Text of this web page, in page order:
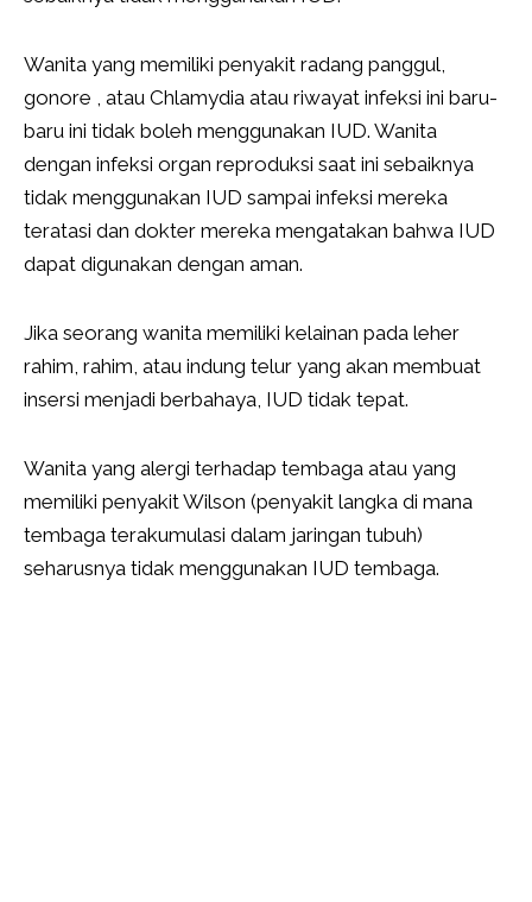
Wanita yang memiliki penyakit radang panggul,
gonore , atau Chlamydia atau riwayat infeksi ini baru-
baru ini tidak boleh menggunakan IUD. Wanita
dengan infeksi organ reproduksi saat ini sebaiknya
tidak menggunakan IUD sampai infeksi mereka
teratasi dan dokter mereka mengatakan bahwa IUD
dapat digunakan dengan aman.
Jika seorang wanita memiliki kelainan pada leher
rahim, rahim, atau indung telur yang akan membuat
insersi menjadi berbahaya, IUD tidak tepat.
Wanita yang alergi terhadap tembaga atau yang
memiliki penyakit Wilson (penyakit langka di mana
tembaga terakumulasi dalam jaringan tubuh)
seharusnya tidak menggunakan IUD tembaga.